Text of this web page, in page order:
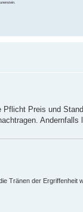
Pflicht Preis und
Andernfalls
Tränen der Ergriffenheit